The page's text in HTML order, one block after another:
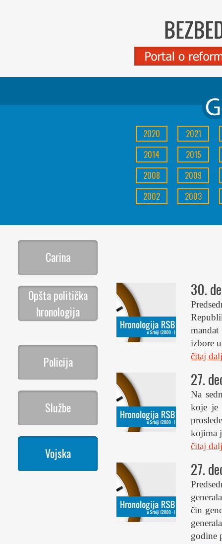
2021
2020
2015
2014
2009
2008
2003
2002
Carina
Opšta politička
hronologija
Policija
Službe
Vojska
30.
izbore
čitaj
27.
Na
koje je
kojima
čitaj
27.
čin
godine